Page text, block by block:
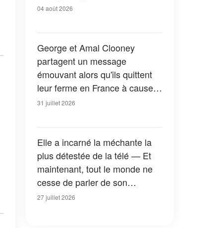
04 août 2026
George et Amal Clooney
partagent un message
émouvant alors qu'ils quittent
leur ferme en France à cause
des feux de forêt — Tous les
31 juillet 2026
Elle a incarné la méchante la
plus détestée de la télé — Et
maintenant, tout le monde ne
cesse de parler de son
apparition dans la nouvelle
27 juillet 2026